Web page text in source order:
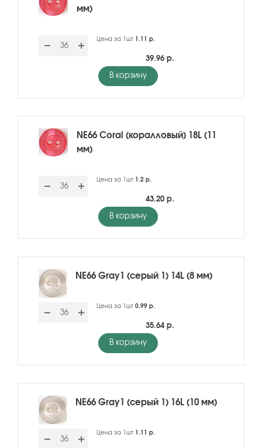
мм)
Цена за 1шт 1.11 р.
39.96 р.
В корзину
NE66 Coral (коралловый) 18L (11
мм)
Цена за 1шт 1.2 р.
43.20 р.
В корзину
NE66 Gray1 (серый 1) 14L (8 мм)
Цена за 1шт 0.99 р.
35.64 р.
В корзину
NE66 Gray1 (серый 1) 16L (10 мм)
Цена за 1шт 1.11 р.